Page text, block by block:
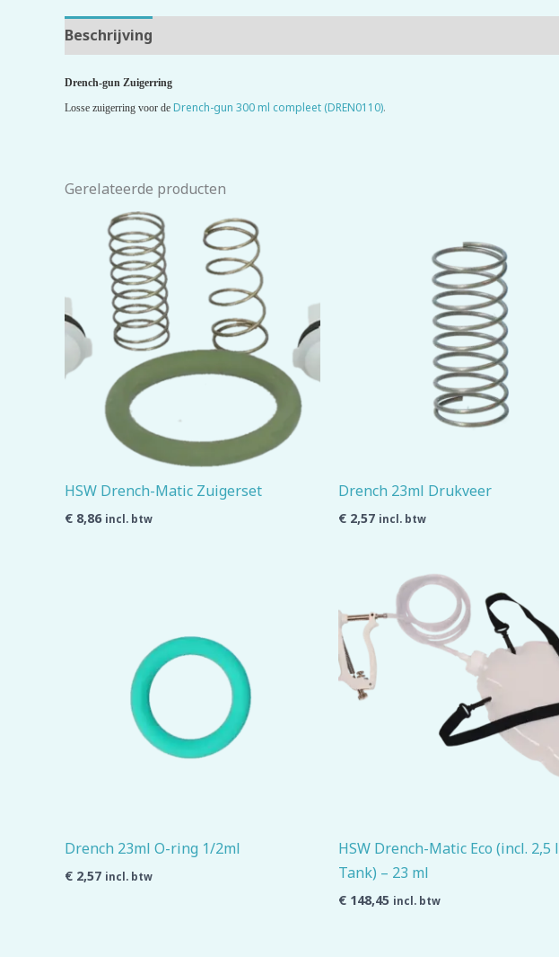
Beschrijving
Drench-gun Zuigerring
Losse zuigerring voor de Drench-gun 300 ml compleet (DREN0110).
Gerelateerde producten
HSW Drench-Matic Zuigerset
€ 8,86 incl. btw
Drench 23ml Drukveer
€ 2,57 incl. btw
Drench 23ml O-ring 1/2ml
€ 2,57 incl. btw
HSW Drench-Matic Eco (incl. 2,5 l
Tank) – 23 ml
€ 148,45 incl. btw